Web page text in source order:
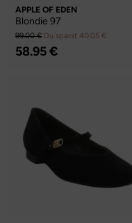
APPLE OF EDEN
Blondie 97
99.00 € Du sparst 40.05 €
58.95 €